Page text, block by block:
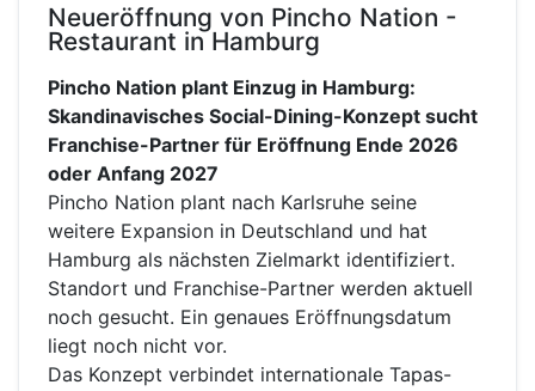
Neueröffnung von Pincho Nation -
Restaurant in Hamburg
Pincho Nation plant Einzug in Hamburg:
Skandinavisches Social-Dining-Konzept sucht
Franchise-Partner für Eröffnung Ende 2026
oder Anfang 2027
Pincho Nation plant nach Karlsruhe seine
weitere Expansion in Deutschland und hat
Hamburg als nächsten Zielmarkt identifiziert.
Standort und Franchise-Partner werden aktuell
noch gesucht. Ein genaues Eröffnungsdatum
liegt noch nicht vor.
Das Konzept verbindet internationale Tapas-